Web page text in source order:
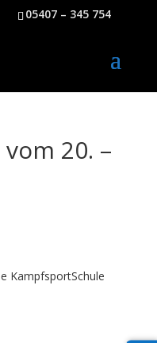
05407 – 345 754
20. –
KampfsportSchule